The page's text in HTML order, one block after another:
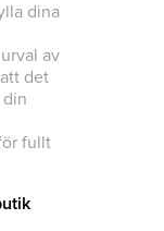
dina
av
det
fullt